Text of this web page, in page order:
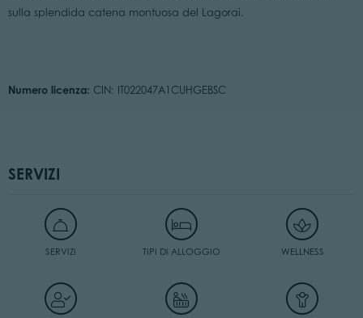
sulla splendida catena montuosa del Lagorai.
Numero licenza: CIN: IT022047A1CUHGEBSC
SERVIZI
SERVIZI TIPI DI ALLOGGIO WELLNESS